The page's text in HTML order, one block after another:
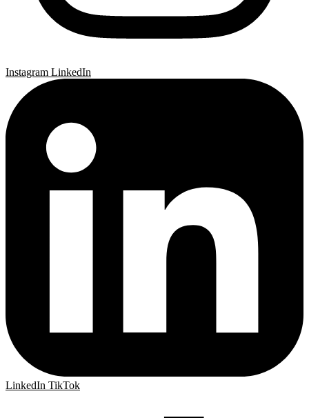
Instagram LinkedIn
LinkedIn TikTok